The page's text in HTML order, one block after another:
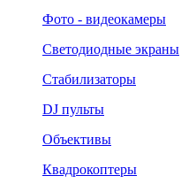
Фото - видеокамеры
Светодиодные экраны
Стабилизаторы
DJ пульты
Объективы
Квадрокоптеры